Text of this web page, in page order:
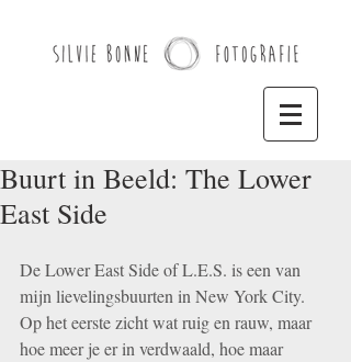
Buurt in Beeld: The Lower
East Side
De Lower East Side of L.E.S. is een van
mijn lievelingsbuurten in New York City.
Op het eerste zicht wat ruig en rauw, maar
hoe meer je er in verdwaald, hoe maar